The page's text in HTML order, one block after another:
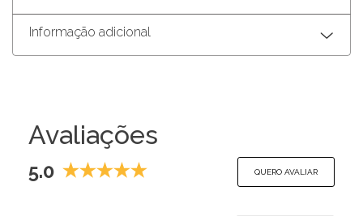
Informação adicional
Avaliações
5.0 QUERO AVALIAR